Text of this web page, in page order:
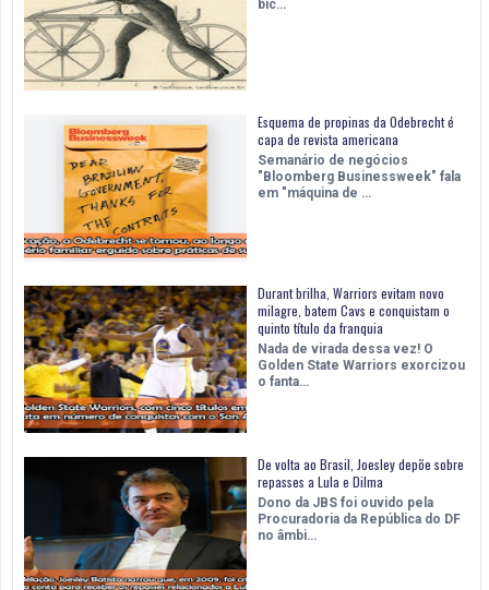
bic…
Esquema de propinas da Odebrecht é
capa de revista americana
Semanário de negócios
"Bloomberg Businessweek" fala
em "máquina de …
Durant brilha, Warriors evitam novo
milagre, batem Cavs e conquistam o
quinto título da franquia
Nada de virada dessa vez! O
Golden State Warriors exorcizou
o fanta…
De volta ao Brasil, Joesley depõe sobre
repasses a Lula e Dilma
Dono da JBS foi ouvido pela
Procuradoria da República do DF
no âmbi…